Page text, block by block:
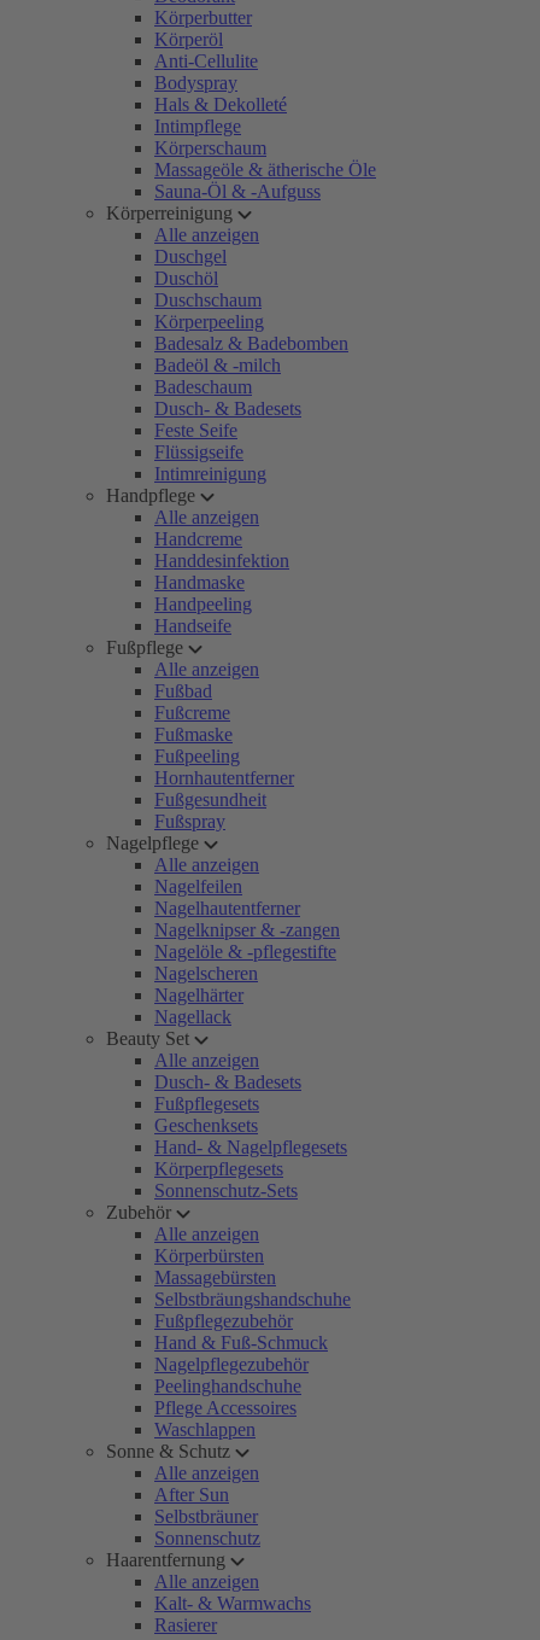
Körperbutter
Körperöl
Anti-Cellulite
Bodyspray
Hals & Dekolleté
Intimpflege
Körperschaum
Massageöle & ätherische Öle
Sauna-Öl & -Aufguss
Körperreinigung
Alle anzeigen
Duschgel
Duschöl
Duschschaum
Körperpeeling
Badesalz & Badebomben
Badeöl & -milch
Badeschaum
Dusch- & Badesets
Feste Seife
Flüssigseife
Intimreinigung
Handpflege
Alle anzeigen
Handcreme
Handdesinfektion
Handmaske
Handpeeling
Handseife
Fußpflege
Alle anzeigen
Fußbad
Fußcreme
Fußmaske
Fußpeeling
Hornhautentferner
Fußgesundheit
Fußspray
Nagelpflege
Alle anzeigen
Nagelfeilen
Nagelhautentferner
Nagelknipser & -zangen
Nagelöle & -pflegestifte
Nagelscheren
Nagelhärter
Nagellack
Beauty Set
Alle anzeigen
Dusch- & Badesets
Fußpflegesets
Geschenksets
Hand- & Nagelpflegesets
Körperpflegesets
Sonnenschutz-Sets
Zubehör
Alle anzeigen
Körperbürsten
Massagebürsten
Selbstbräungshandschuhe
Fußpflegezubehör
Hand & Fuß-Schmuck
Nagelpflegezubehör
Peelinghandschuhe
Pflege Accessoires
Waschlappen
Sonne & Schutz
Alle anzeigen
After Sun
Selbstbräuner
Sonnenschutz
Haarentfernung
Alle anzeigen
Kalt- & Warmwachs
Rasierer